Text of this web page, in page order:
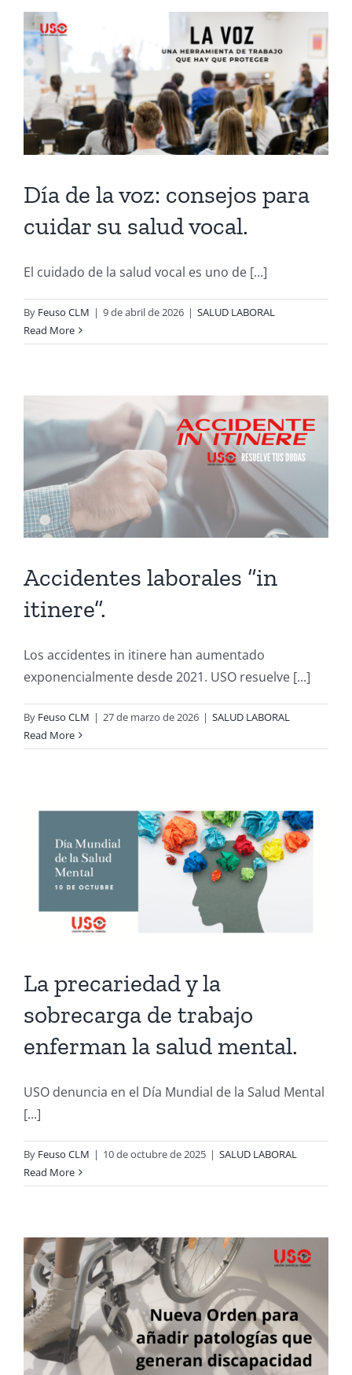
Día de la voz: consejos para
cuidar su salud vocal.
El cuidado de la salud vocal es uno de [...]
By Feuso CLM | 9 de abril de 2026 | SALUD LABORAL
Read More
Accidentes laborales “in
itinere”.
Los accidentes in itinere han aumentado
exponencialmente desde 2021. USO resuelve [...]
By Feuso CLM | 27 de marzo de 2026 | SALUD LABORAL
Read More
La precariedad y la
sobrecarga de trabajo
enferman la salud mental.
USO denuncia en el Día Mundial de la Salud Mental
[...]
By Feuso CLM | 10 de octubre de 2025 | SALUD LABORAL
Read More